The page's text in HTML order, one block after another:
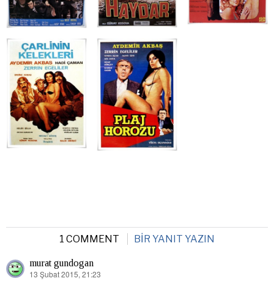
1 COMMENT BIR YANIT YAZIN
murat gundogan
dedi
13 Şubat 2015, 21:23